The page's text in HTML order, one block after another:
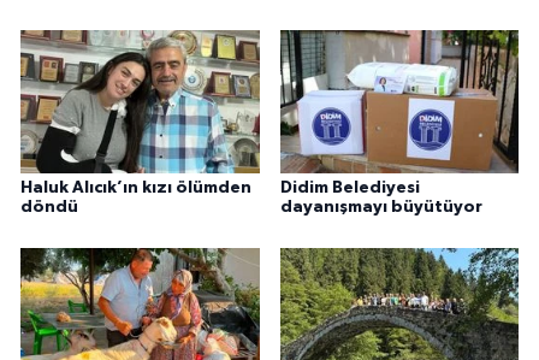
Haluk Alıcık’ın kızı ölümden
döndü
Didim Belediyesi
dayanışmayı büyütüyor